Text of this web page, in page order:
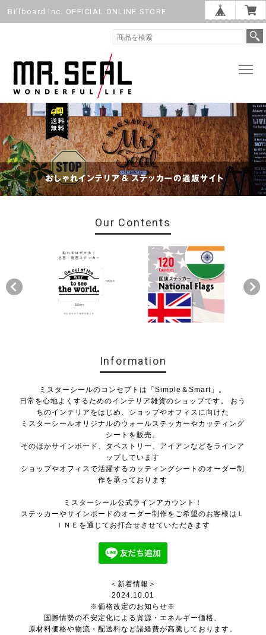
Billboard Inc. OFFICIAL ONLINE STORE
Our Contents
Information
ミスターシールのコンセプトは「Simple＆Smart」。
日常を心地よくするためのインテリア雑貨のショップです。 おう
ちのインテリアをはじめ、ショップやオフィスに向けた
ミスターシールオリジナルのウォールステッカーやカッティング
シートを販売。
そのほかサインボード、タペストリー、アイアンなどをラインア
ップしています
ショップやオフィスで活躍するカッティングシートのオーダー制
作を承っております
ミスターシール公式ラインアカウント！
ステッカーやサインボードのオーダー制作をご希望のお客様はＬ
ＩＮＥを通じてお打合せさせていただきます
＜新着情報＞
2024.10.01
※価格改定のお知らせ※
国際情勢の不安定化による資源・エネルギー価格、
原材料価格や物流・配送料など諸経費が高騰しております。